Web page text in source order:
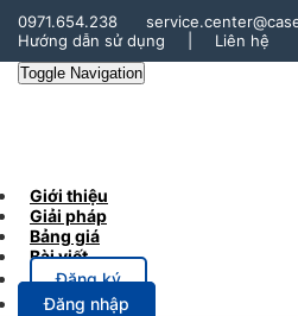
0971.654.238
Hướng dẫn sử dụng
Liên hệ
Toggle Navigation
Giới thiệu
Giải pháp
Bảng giá
Bài viết
Đăng ký
Đăng nhập